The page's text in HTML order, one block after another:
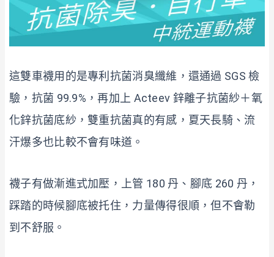
這雙車襪用的是專利抗菌消臭纖維，還通過 SGS 檢
驗，抗菌 99.9%，再加上 Acteev 鋅離子抗菌紗＋氧
化鋅抗菌底紗，雙重抗菌真的有感，夏天長騎、流
汗爆多也比較不會有味道。
襪子有做漸進式加壓，上管 180 丹、腳底 260 丹，
踩踏的時候腳底被托住，力量傳得很順，但不會勒
到不舒服。